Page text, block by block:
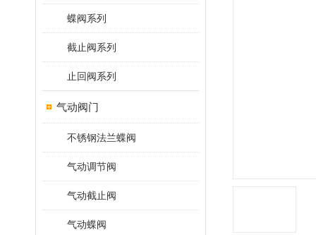
蝶阀系列
截止阀系列
止回阀系列
气动阀门
不锈钢法兰蝶阀
气动调节阀
气动截止阀
气动蝶阀